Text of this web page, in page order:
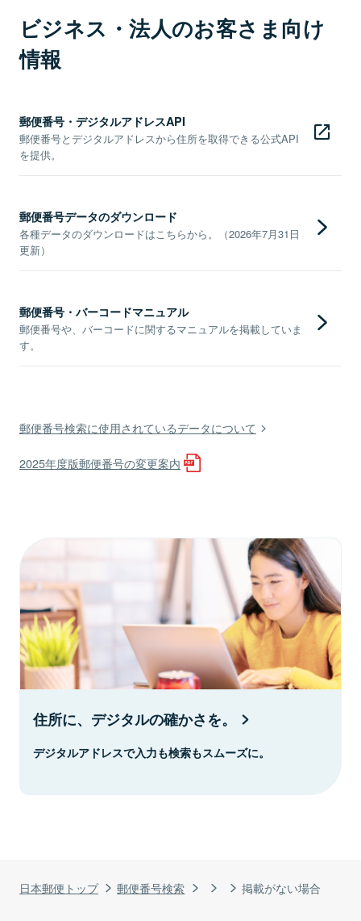
日本郵便トップ 郵便番号検索 掲載がない場合
ビジネス・法人のお客さま向け
情報
郵便番号・デジタルアドレスAPI
郵便番号とデジタルアドレスから住所を取得できる公式API
を提供。
郵便番号データのダウンロード
各種データのダウンロードはこちらから。（2026年7月31日
更新）
郵便番号・バーコードマニュアル
郵便番号や、バーコードに関するマニュアルを掲載していま
す。
郵便番号検索に使用されているデータについて
2025年度版郵便番号の変更案内
住所に、デジタルの確かさを。
デジタルアドレスで入力も検索もスムーズに。